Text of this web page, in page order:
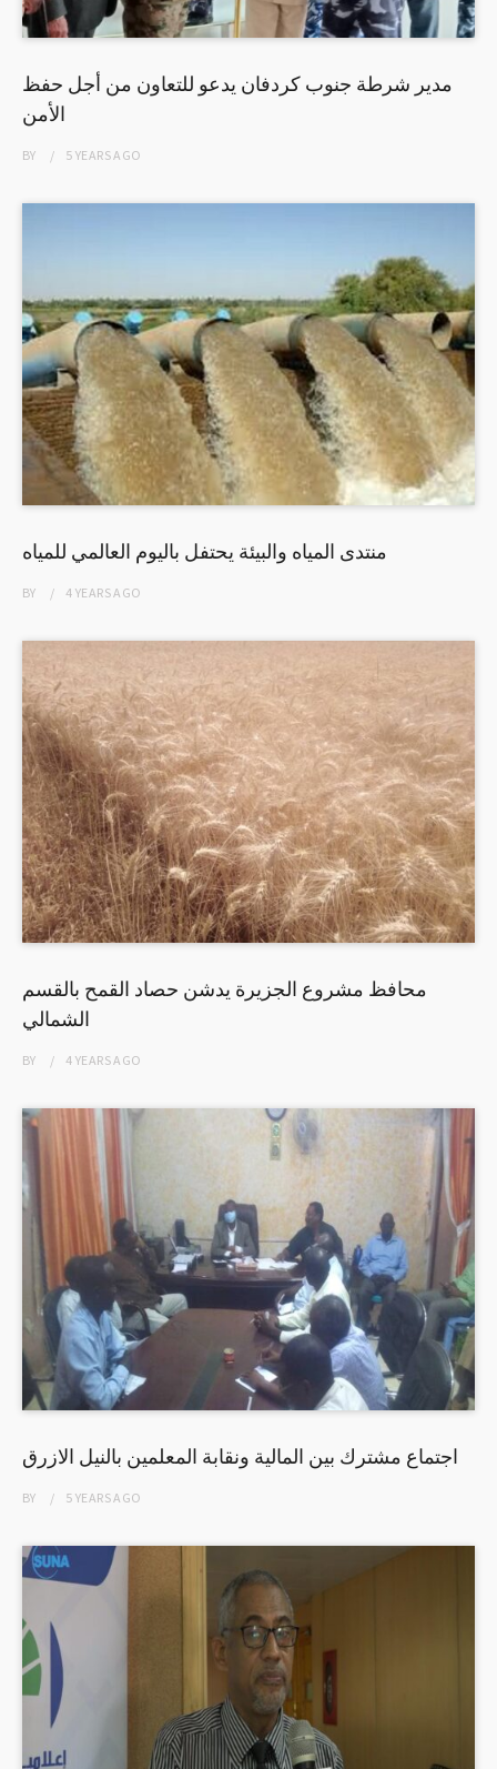
مدير شرطة جنوب كردفان يدعو للتعاون من أجل حفظ
الأمن
BY 5 YEARSAGO
منتدى المياه والبيئة يحتفل باليوم العالمي للمياه
BY 4 YEARSAGO
محافظ مشروع الجزيرة يدشن حصاد القمح بالقسم
الشمالي
BY 4 YEARSAGO
اجتماع مشترك بين المالية ونقابة المعلمين بالنيل الازرق
BY 5 YEARSAGO